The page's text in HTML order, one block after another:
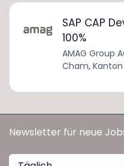
SAP CAP
100%
AMAG Group
Cham, Kanton
Newsletter für neue